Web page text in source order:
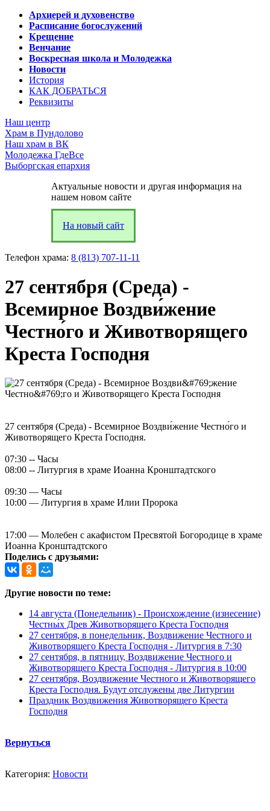
Архиерей и духовенство
Расписание богослужений
Крещение
Венчание
Воскресная школа и Молодежка
Новости
История
КАК ДОБРАТЬСЯ
Реквизиты
Наш центр
Храм в Пундолово
Наш храм в ВК
Молодежка ГдеВсе
Выборгская епархия
Актуальные новости и другая информация на
нашем новом сайте
На новый сайт
Телефон храма: 8 (813) 707-11-11
27 сентября (Среда) -
Всемирное Воздви́жение
Честно́го и Животворящего
Креста Господня
27 сентября (Среда) - Всемирное Воздви́жение Честно́го и
Животворящего Креста Господня.
07:30 -- Часы
08:00 -- Литургия в храме Иоанна Кронштадтского
09:30 — Часы
10:00 — Литургия в храме Илии Пророка
17:00 — Молебен с акафистом Пресвятой Богородице в храме
Иоанна Кронштадтского
Поделись с друзьями:
Другие новости по теме:
14 августа (Понедельник) - Происхождение (изнесение)
Честны́х Древ Животворящего Креста Господня
27 сентября, в понедельник, Воздвижение Честного и
Животворящего Креста Господня - Литургия в 7:30
27 сентября, в пятницу, Воздвижение Честного и
Животворящего Креста Господня - Литургия в 10:00
27 сентября, Воздвижение Честного и Животворящего
Креста Господня. Будут отслужены две Литургии
Праздник Воздвижения Животворящего Креста
Господня
Вернуться
Категория: Новости